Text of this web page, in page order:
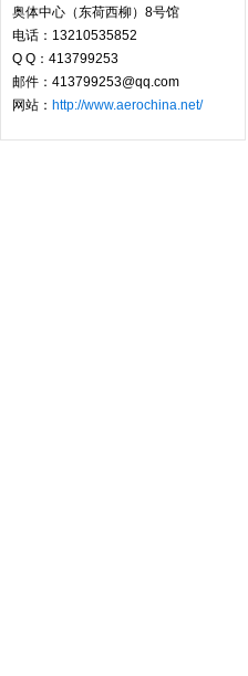
奥体中心（东荷西柳）8号馆
电话：13210535852
Q Q：413799253
邮件：413799253@qq.com
网站： http://www.aerochina.net/